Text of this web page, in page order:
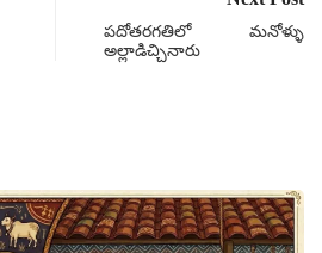
పదోతరగతిలో మనోళ్ళు
అల్లాడిచ్చినారు